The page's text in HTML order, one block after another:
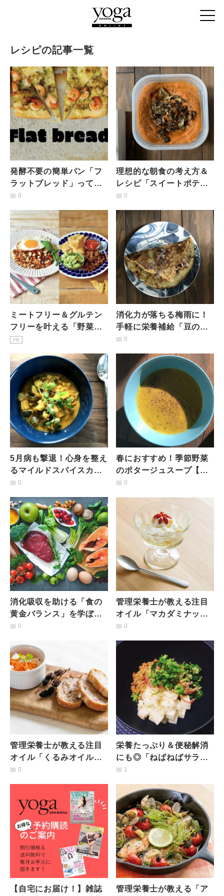
レシピの記事一覧
発酵不要の簡単パン「フ
ラットブレッド」って？
ベジタリアン、ぺスクタ
レシピ
0
理想的な朝食の考え方＆
レシピ「スイートポテト
スープ」【アーユルヴェ
0
ミートフリー＆グルテン
フリーを叶える「野菜の
そぼろ」管理栄養士が語
い方は
PR
消化力が落ちる梅雨に！
手軽に栄養補給「豆のク
レープ」【アーユルヴェ
0
5月病も撃退！心身を整え
るマイルドスパイスカレ
ー【アーユルヴェーダ食
0
春におすすめ！季節野菜
のポタージュスープ【ア
ーユルヴェーダ食事法を
0
消化吸収を助ける「食の
黄金バランス」を学ぼう
【簡単デトックス！腸コ
ピ】
0
管理栄養士が教える注目
オイル「マカダミナッツ
オイル」の特徴とおすす
0
管理栄養士が教える注目
オイル「くるみオイル」
の特徴とおすすめレシピ
0
栄養たっぷり＆便秘解消
にも◎「ねばねばサラ
ダ」【簡単デトックス！
シピ】
1
【自宅にお届け！】雑誌 管理栄養士が教える「ア